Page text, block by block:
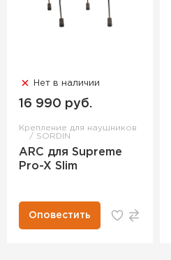
Нет в наличии
16 990 руб.
Крепление для наушников
SORDIN
ARC для Supreme
Pro-X Slim
Оповестить